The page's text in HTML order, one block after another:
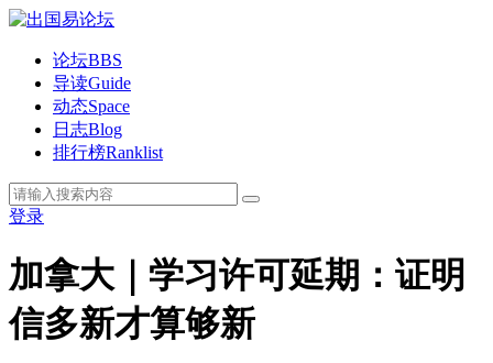
论坛BBS
导读Guide
动态Space
日志Blog
排行榜Ranklist
登录
加拿大｜学习许可延期：证明
信多新才算够新